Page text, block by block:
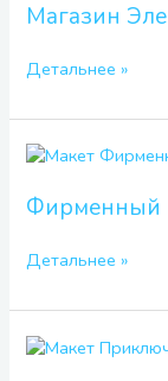
Магазин
Детальнее »
Фирменный
Фирменный
Детальнее »
Приключения